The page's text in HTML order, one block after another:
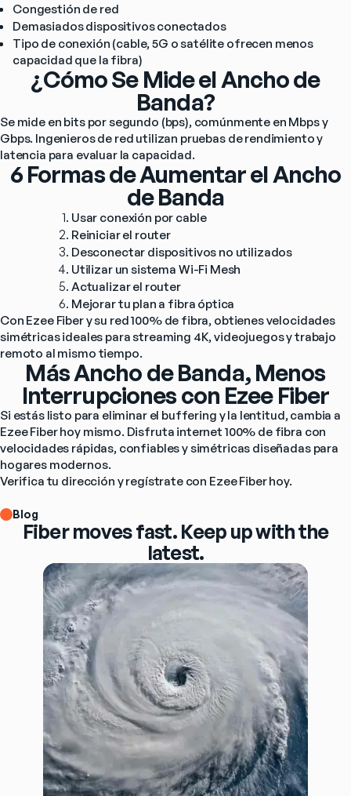
Congestión de red
Demasiados dispositivos conectados
Tipo de conexión (cable, 5G o satélite ofrecen menos
capacidad que la fibra)
¿Cómo Se Mide el Ancho de
Banda?
Se mide en bits por segundo (bps), comúnmente en Mbps y
Gbps. Ingenieros de red utilizan pruebas de rendimiento y
latencia para evaluar la capacidad.
6 Formas de Aumentar el Ancho
de Banda
Usar conexión por cable
Reiniciar el router
Desconectar dispositivos no utilizados
Utilizar un sistema Wi-Fi Mesh
Actualizar el router
Mejorar tu plan a fibra óptica
Con Ezee Fiber y su red 100% de fibra, obtienes velocidades
simétricas ideales para streaming 4K, videojuegos y trabajo
remoto al mismo tiempo.
Más Ancho de Banda, Menos
Interrupciones con Ezee Fiber
Si estás listo para eliminar el buffering y la lentitud, cambia a
Ezee Fiber hoy mismo. Disfruta internet 100% de fibra con
velocidades rápidas, confiables y simétricas diseñadas para
hogares modernos.
Verifica tu dirección y regístrate con Ezee Fiber hoy.
Blog
Fiber moves fast. Keep up with the
latest.